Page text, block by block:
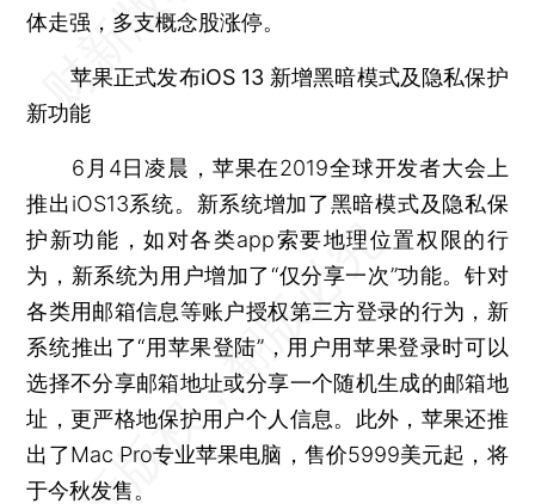
体走强，多支概念股涨停。
苹果正式发布iOS 13 新增黑暗模式及隐私保护
新功能
6月4日凌晨，苹果在2019全球开发者大会上
推出iOS13系统。新系统增加了黑暗模式及隐私保
护新功能，如对各类app索要地理位置权限的行
为，新系统为用户增加了“仅分享一次”功能。针对
各类用邮箱信息等账户授权第三方登录的行为，新
系统推出了“用苹果登陆”，用户用苹果登录时可以
选择不分享邮箱地址或分享一个随机生成的邮箱地
址，更严格地保护用户个人信息。此外，苹果还推
出了Mac Pro专业苹果电脑，售价5999美元起，将
于今秋发售。